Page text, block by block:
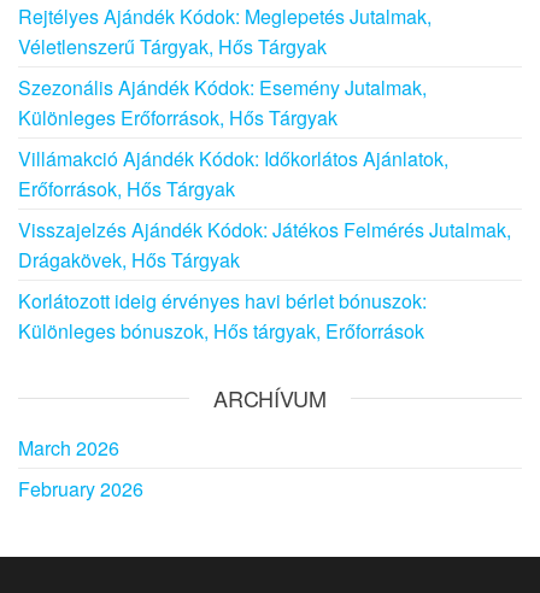
Rejtélyes Ajándék Kódok: Meglepetés Jutalmak,
Véletlenszerű Tárgyak, Hős Tárgyak
Szezonális Ajándék Kódok: Esemény Jutalmak,
Különleges Erőforrások, Hős Tárgyak
Villámakció Ajándék Kódok: Időkorlátos Ajánlatok,
Erőforrások, Hős Tárgyak
Visszajelzés Ajándék Kódok: Játékos Felmérés Jutalmak,
Drágakövek, Hős Tárgyak
Korlátozott ideig érvényes havi bérlet bónuszok:
Különleges bónuszok, Hős tárgyak, Erőforrások
ARCHÍVUM
March 2026
February 2026